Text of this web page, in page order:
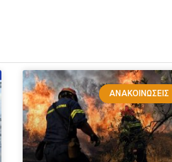
ΑΝΑΚΟΙΝΏΣΕΙΣ